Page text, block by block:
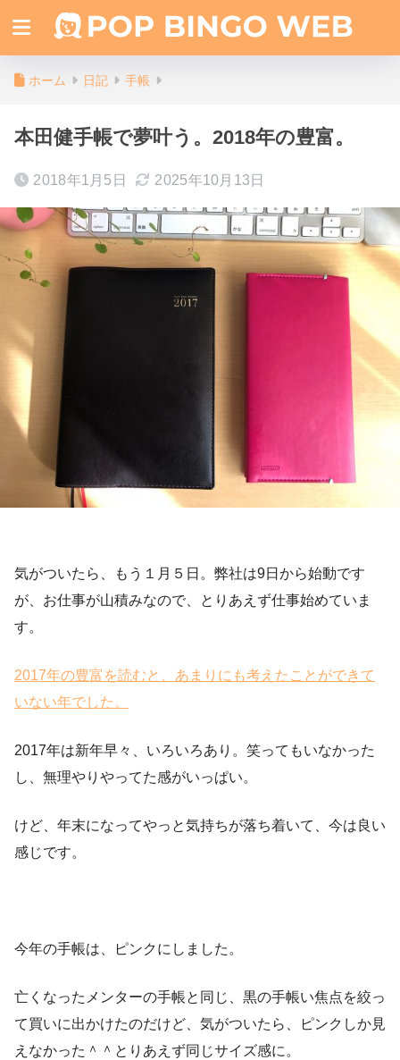
ホーム 日記 手帳
本田健手帳で夢叶う。2018年の豊富。
2018年1月5日 2025年10月13日
気がついたら、もう１月５日。弊社は9日から始動です
が、お仕事が山積みなので、とりあえず仕事始めていま
す。
2017年の豊富を読むと、あまりにも考えたことができて
いない年でした。
2017年は新年早々、いろいろあり。笑ってもいなかった
し、無理やりやってた感がいっぱい。
けど、年末になってやっと気持ちが落ち着いて、今は良い
感じです。
今年の手帳は、ピンクにしました。
亡くなったメンターの手帳と同じ、黒の手帳い焦点を絞っ
て買いに出かけたのだけど、気がついたら、ピンクしか見
えなかった＾＾とりあえず同じサイズ感に。